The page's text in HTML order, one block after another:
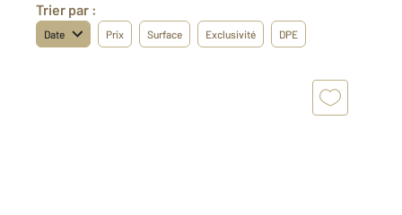
Trier par :
Date Prix Surface Exclusivité DPE